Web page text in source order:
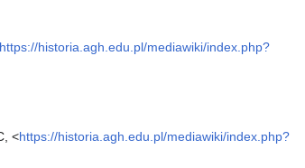
https://historia.agh.edu.pl/mediawiki/index.php?
<https://historia.agh.edu.pl/mediawiki/index.php?